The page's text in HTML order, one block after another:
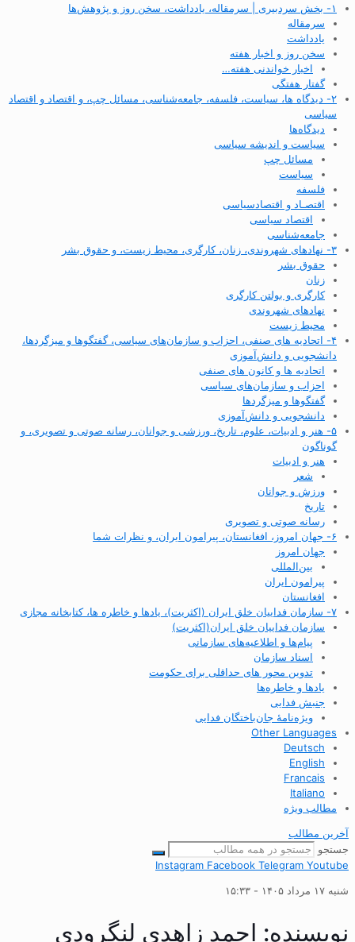
۱- بخش سردبیری | سرمقاله، یادداشت، سخن روز و پژوهش‌ها
سرمقاله
یادداشت
سخن روز و اخبار هفته
اخبار خواندنی هفته…
گفتار هفتگی
۲- دیدگاه ها، سیاست، فلسفه، جامعه‌شناسی، مسائل چپ، و اقتصاد و اقتصاد
سیاسی
دیدگاه‌ها
سیاست و اندیشه سیاسی
مسائل چپ
سیاست
فلسفه
اقتصـاد و اقتصاد‌سیاسی
اقتصاد سیاسی
جامعه‌شناسی
۳- نهادهای شهروندی، زنان، کارگری، محیط زیست، و حقوق بشر
حقوق بشر
زنان
کارگری و بولتن کارگری
نهادهای شهروندی
محیط زیست
۴- اتحادیه های صنفی، احزاب و سازمان‌های سیاسی، گفتگوها و میزگردها،
دانشجویی و دانش‌آموزی
اتحادیه ها و کانون های صنفی
احزاب و سازمان‌های سیاسی
گفتگوها و میزگردها
دانشجویی و دانش‌آموزی
۵- هنر و ادبیات، علوم، تاریخ، ورزشی و جوانان، رسانه صوتی و تصویری، و
گوناگون
هنر و ادبیات
شعر
ورزش و جوانان
تاریخ
رسانه صوتی و تصویری
۶- جهان امروز، افغانستان، پیرامون ایران، و نظرات شما
جهان امروز
بین‌المللی
پیرامون ایران
افغانستان
۷- سازمان فداییان خلق ایران (اکثریت)، یادها و خاطره ها، کتابخانه مجازی
سازمان فداییان خلق ایران(اکثریت)
پیام‌ها و اطلاعیه‌های سازمانی
اسناد سازمان
تدوین محور های حداقلی برای حکومت
یادها و خاطره‌ها
جنبش فدایی
ویژه‌نامهٔ جان‌باختگان فدایی
Other Languages
Deutsch
English
Francais
Italiano
مطالب ویژه
آخرین مطالب
جستجو
Instagram Facebook Telegram Youtube
شنبه ۱۷ مرداد ۱۴۰۵ - ۱۵:۳۳
نویسنده: احمد زاهدی لنگرودی